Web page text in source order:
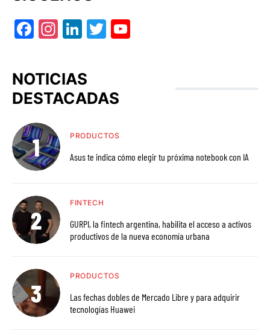
Facebook
Instagram
LinkedIn
Twitter
NOTICIAS
DESTACADAS
PRODUCTOS
Asus te indica cómo elegir tu próxima notebook con IA
FINTECH
GURPI, la fintech argentina, habilita el acceso a activos
productivos de la nueva economía urbana
PRODUCTOS
Las fechas dobles de Mercado Libre y para adquirir
tecnologías Huawei